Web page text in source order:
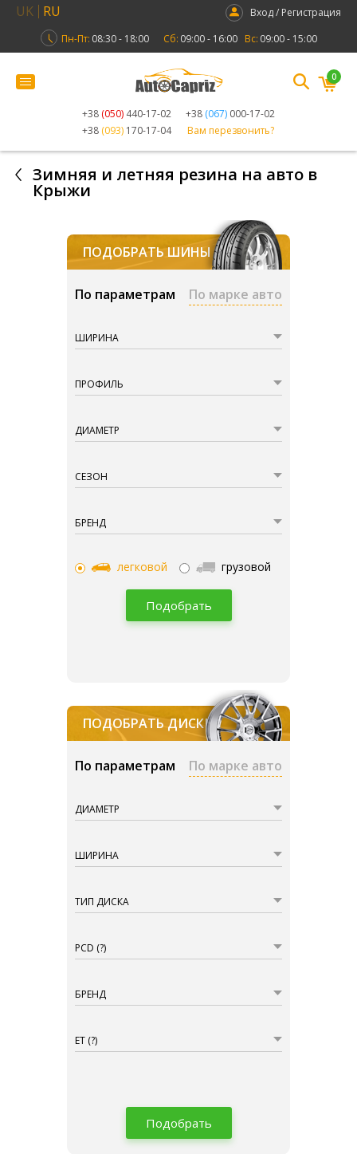
UK RU
Вход / Регистрация
Пн-Пт: 08:30 - 18:00 Сб: 09:00 - 16:00 Вс: 09:00 - 15:00
+38 (050) 440-17-02 +38 (067) 000-17-02
+38 (093) 170-17-04 Вам перезвонить?
0
Зимняя и летняя резина на авто в
Крыжи
ПОДОБРАТЬ ШИНЫ
По параметрам По марке авто
ШИРИНА
ПРОФИЛЬ
ДИАМЕТР
СЕЗОН
БРЕНД
легковой грузовой
Подобрать
ПОДОБРАТЬ ДИСКИ
По параметрам По марке авто
ДИАМЕТР
ШИРИНА
ТИП ДИСКА
PCD (?)
БРЕНД
ET (?)
Подобрать